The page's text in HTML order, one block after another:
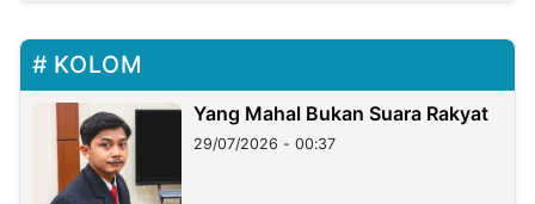
KOLOM
Yang Mahal Bukan Suara Rakyat
29/07/2026 - 00:37